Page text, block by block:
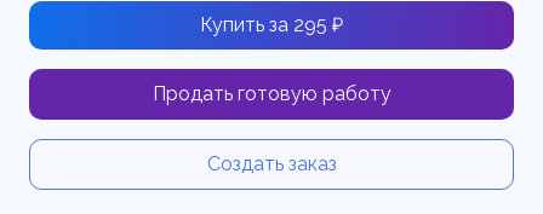
Купить за 295 ₽
Продать готовую работу
Создать заказ